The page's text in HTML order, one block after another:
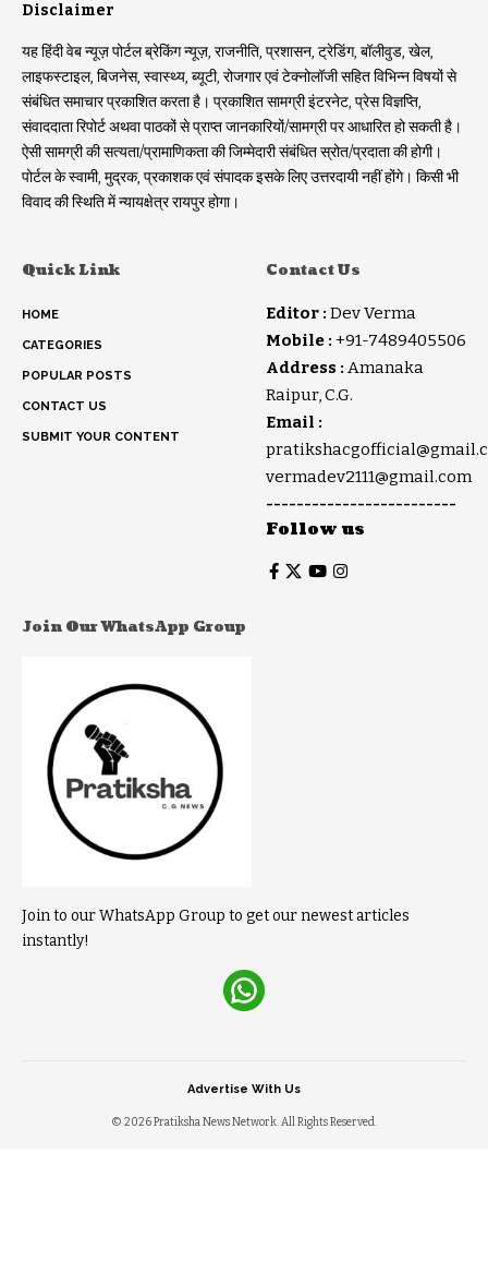
Disclaimer
यह हिंदी वेब न्यूज़ पोर्टल ब्रेकिंग न्यूज़, राजनीति, प्रशासन, ट्रेडिंग, बॉलीवुड, खेल,
लाइफस्टाइल, बिजनेस, स्वास्थ्य, ब्यूटी, रोजगार एवं टेक्नोलॉजी सहित विभिन्न विषयों से
संबंधित समाचार प्रकाशित करता है। प्रकाशित सामग्री इंटरनेट, प्रेस विज्ञप्ति,
संवाददाता रिपोर्ट अथवा पाठकों से प्राप्त जानकारियों/सामग्री पर आधारित हो सकती है।
ऐसी सामग्री की सत्यता/प्रामाणिकता की जिम्मेदारी संबंधित स्रोत/प्रदाता की होगी।
पोर्टल के स्वामी, मुद्रक, प्रकाशक एवं संपादक इसके लिए उत्तरदायी नहीं होंगे। किसी भी
विवाद की स्थिति में न्यायक्षेत्र रायपुर होगा।
Quick Link
HOME
CATEGORIES
POPULAR POSTS
CONTACT US
SUBMIT YOUR CONTENT
Contact Us
Editor : Dev Verma
Mobile : +91-7489405506
Address : Amanaka
Raipur, C.G.
Email :
vermadev2111@gmail.com
-------------------------
Follow us
Join Our WhatsApp Group
Join to our WhatsApp Group to get our newest articles
instantly!
© 2026 Pratiksha News Network. All Rights Reserved.
Advertise With Us